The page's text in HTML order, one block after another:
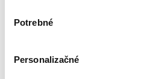
súhlasu
Potrebné
Personalizačné